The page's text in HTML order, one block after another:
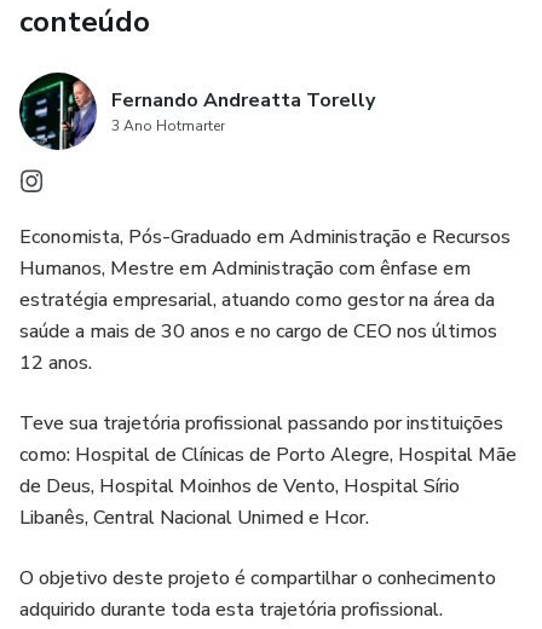
conteúdo
Fernando Andreatta Torelly
3 Ano Hotmarter
Economista, Pós-Graduado em Administração e Recursos
Humanos, Mestre em Administração com ênfase em
estratégia empresarial, atuando como gestor na área da
saúde a mais de 30 anos e no cargo de CEO nos últimos
12 anos.
Teve sua trajetória profissional passando por instituições
como: Hospital de Clínicas de Porto Alegre, Hospital Mãe
de Deus, Hospital Moinhos de Vento, Hospital Sírio
Libanês, Central Nacional Unimed e Hcor.
O objetivo deste projeto é compartilhar o conhecimento
adquirido durante toda esta trajetória profissional.